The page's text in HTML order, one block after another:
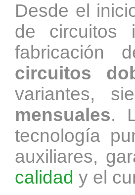
Desde el
de circuitos
fabricación
circuitos
variantes,
mensuales.
tecnología
auxiliares,
calidad y el